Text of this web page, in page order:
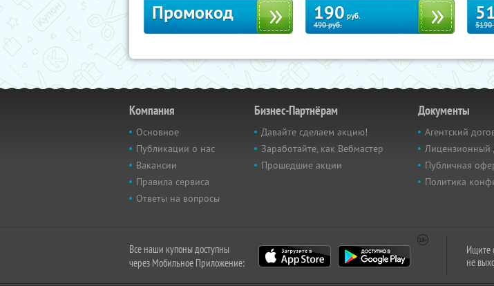
Промокод 190 руб.
490руб.
5190
Компания
Основное
Публикации о нас
Вакансии
Правила сервиса
Ответы на вопросы
Бизнес-Партнёрам
Давайте сделаем акцию!
Заработайте, как Вебмастер
Прошедшие акции
Документы
Агентский
Лицензионный
Публичная
Политика
Все наши купоны доступны
через Мобильное Приложение:
Ищите
не